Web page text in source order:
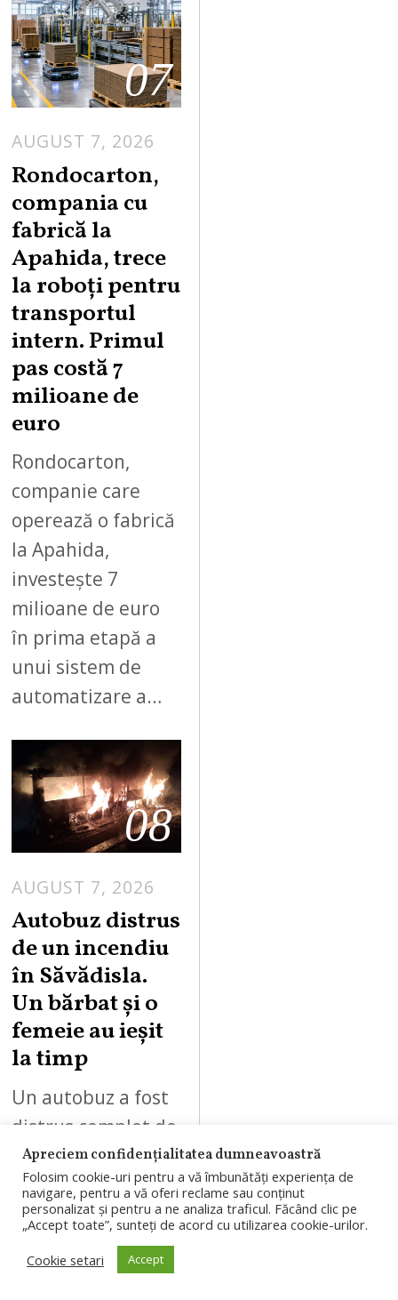
07
AUGUST 7, 2026
G
T
7
2
Rondocarton,
compania cu
fabrică la
Apahida, trece
la roboți pentru
transportul
intern. Primul
pas costă 7
milioane de
euro
Rondocarton,
companie care
operează o fabrică
la Apahida,
investește 7
milioane de euro
în prima etapă a
unui sistem de
automatizare a…
08
AUGUST 7, 2026
Autobuz distrus
de un incendiu
în Săvădisla.
Un bărbat și o
femeie au ieșit
la timp
Un autobuz a fost
distrus complet de
un incendiu
izbucnit în
Săvădisla. Un
bărbat și o femeie
au reușit să se
Apreciem confidențialitatea dumneavoastră
Folosim cookie-uri pentru a vă îmbunătăți experiența de
navigare, pentru a vă oferi reclame sau conținut
personalizat și pentru a ne analiza traficul. Făcând clic pe
„Accept toate”, sunteți de acord cu utilizarea cookie-urilor.
Cookie setari
Accept